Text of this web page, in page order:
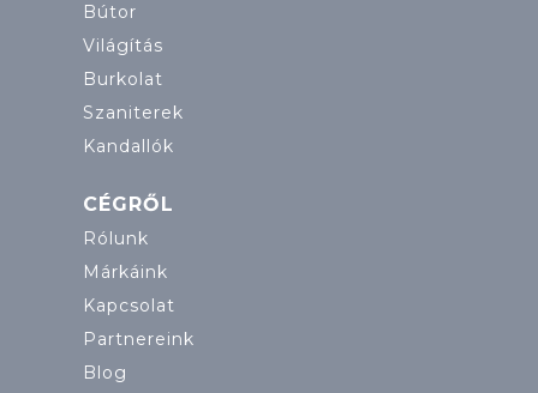
Bútor
Világítás
Burkolat
Szaniterek
Kandallók
CÉGRŐL
Rólunk
Márkáink
Kapcsolat
Partnereink
Blog